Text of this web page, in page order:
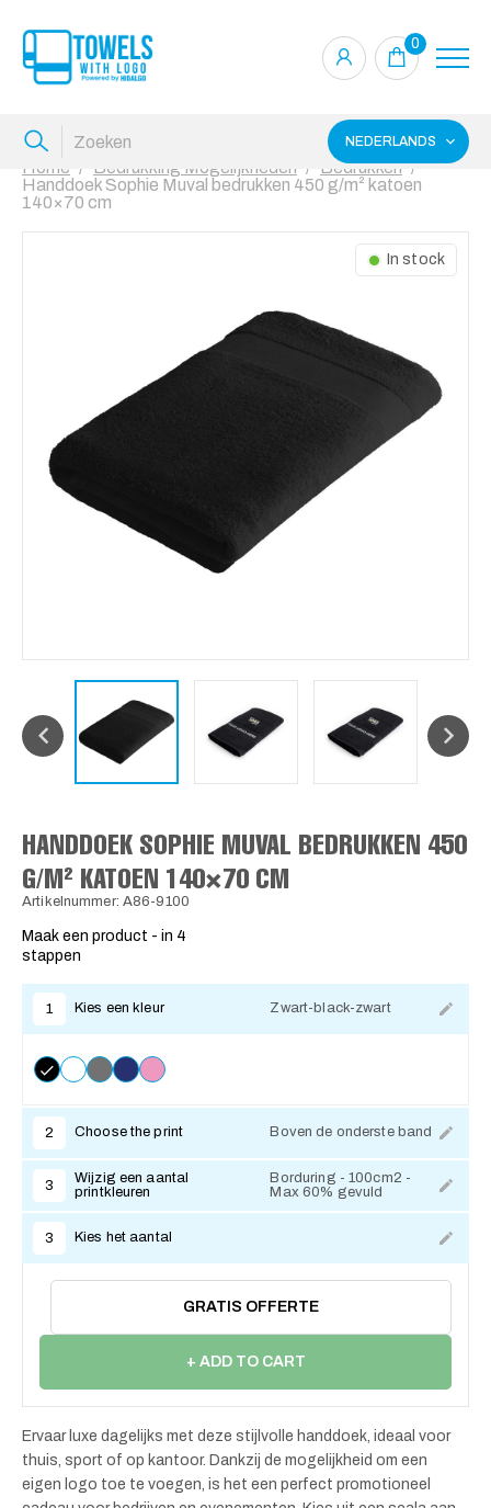
0
NEDERLANDS
Home Bedrukking Mogelijkheden
Bedrukken
Handdoek Sophie Muval bedrukken 450 g/m² katoen
140×70 cm
In stock
HANDDOEK SOPHIE MUVAL BEDRUKKEN 450
G/M² KATOEN 140×70 CM
Artikelnummer: A86-9100
Maak een product - in 4
stappen
1 Kies een kleur Zwart-black-zwart
2 Choose the print Boven de onderste band
3
Wijzig een aantal
printkleuren
Borduring - 100cm2 -
Max 60% gevuld
3 Kies het aantal
GRATIS OFFERTE
+ ADD TO CART
Ervaar luxe dagelijks met deze stijlvolle handdoek, ideaal voor
thuis, sport of op kantoor. Dankzij de mogelijkheid om een
eigen logo toe te voegen, is het een perfect promotioneel